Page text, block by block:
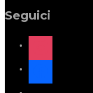
Seguici
instagram
facebook
x